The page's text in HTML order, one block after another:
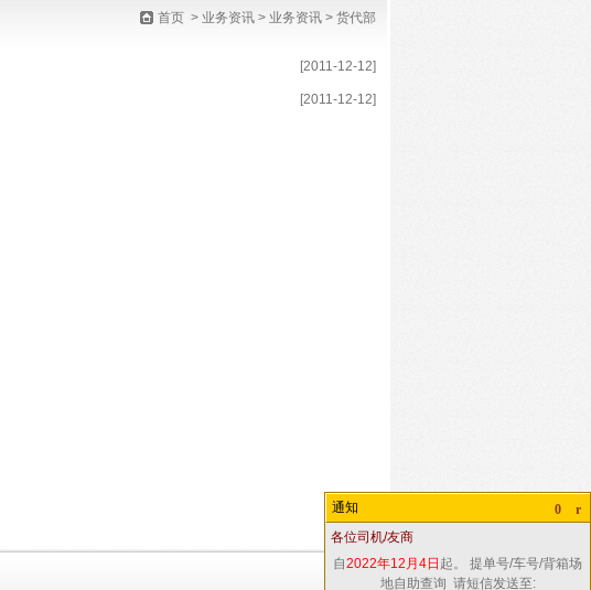
首页 > 业务资讯 > 业务资讯 > 货代部
[2011-12-12]
[2011-12-12]
0 r
通知
各位司机/友商
自2022年12月4日 起。 提单号/车号/背箱场
地自助查询 请短信发送至: